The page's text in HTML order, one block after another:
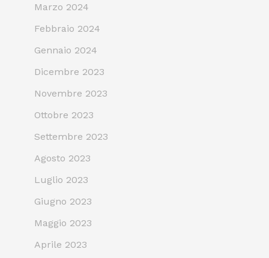
Marzo 2024
Febbraio 2024
Gennaio 2024
Dicembre 2023
Novembre 2023
Ottobre 2023
Settembre 2023
Agosto 2023
Luglio 2023
Giugno 2023
Maggio 2023
Aprile 2023